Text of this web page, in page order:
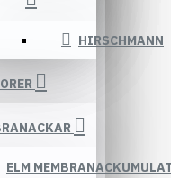
HIRSCHMANN
ELM